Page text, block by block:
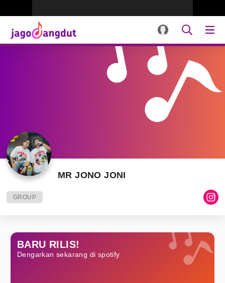
MR JONO JONI
GROUP
BARU RILIS!
Dengarkan sekarang di spotify